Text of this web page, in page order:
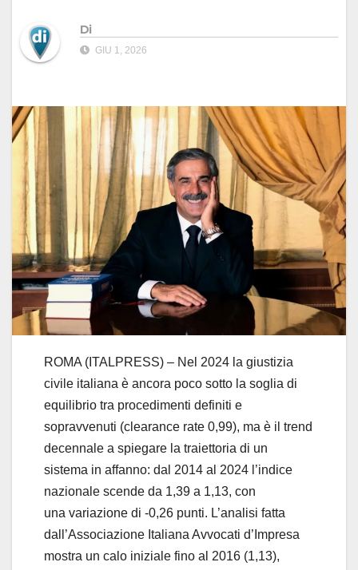
Di
GIU 1, 2026
ROMA (ITALPRESS) – Nel 2024 la giustizia
civile italiana è ancora poco sotto la soglia di
equilibrio tra procedimenti definiti e
sopravvenuti (clearance rate 0,99), ma è il trend
decennale a spiegare la traiettoria di un
sistema in affanno: dal 2014 al 2024 l’indice
nazionale scende da 1,39 a 1,13, con
una variazione di -0,26 punti. L’analisi fatta
dall’Associazione Italiana Avvocati d’Impresa
mostra un calo iniziale fino al 2016 (1,13),